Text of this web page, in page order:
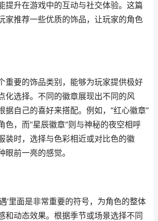
提升在游戏中的互动与社交体验。这篇
家推荐一些优质的饰品，让玩家的角色
重要的饰品类别，能够为玩家提供极好
化选择。不同的徽章展现出不同的风
据自己的喜好来搭配。例如，“红心徽章”
色，而“星辰徽章”则与神秘的夜空相呼
装时，选择与色彩相近或对比色的徽
眼前一亮的感觉。
’里面是非常重要的符号，为角色的整体
和动态效果。根据季节或场景选择不同